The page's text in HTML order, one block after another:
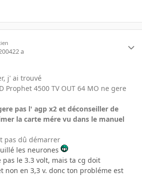
22 a
j' ai trouvé
Prophet 4500 TV OUT 64 MO ne gere
pas l' agp x2 et déconseiller de
la carte mére vu dans le manuel
pas dû démarrer
les neurones
le 3.3 volt, mais ta cg doit
non en 3,3 v. donc ton probléme est